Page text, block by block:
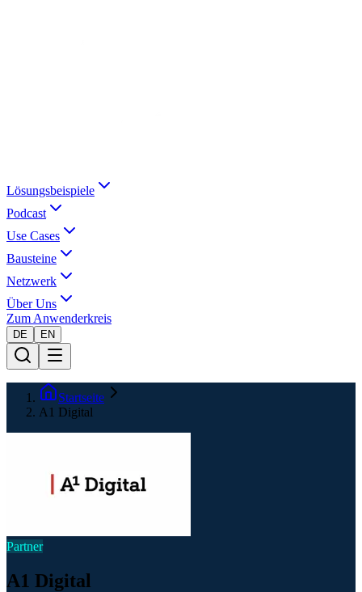
Lösungsbeispiele
Podcast
Use Cases
Bausteine
Netzwerk
Über Uns
Zum Anwenderkreis
DE EN
Startseite
A1 Digital
Partner
A1 Digital